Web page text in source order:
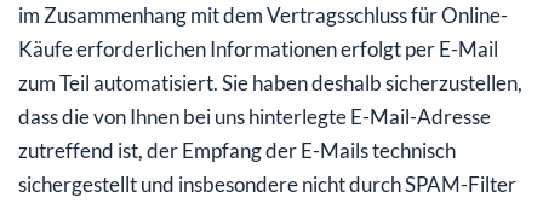
im Zusammenhang mit dem Vertragsschluss für Online-
Käufe erforderlichen Informationen erfolgt per E-Mail
zum Teil automatisiert. Sie haben deshalb sicherzustellen,
dass die von Ihnen bei uns hinterlegte E-Mail-Adresse
zutreffend ist, der Empfang der E-Mails technisch
sichergestellt und insbesondere nicht durch SPAM-Filter